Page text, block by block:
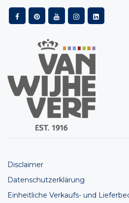
Disclaimer
Datenschutzerklärung
Einheitliche Verkaufs- und